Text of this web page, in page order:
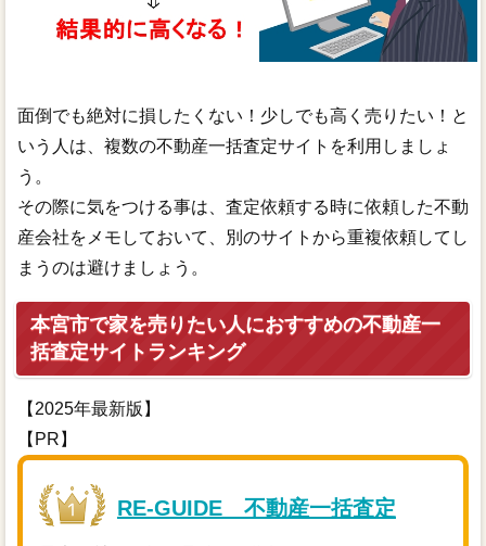
面倒でも絶対に損したくない！少しでも高く売りたい！と
いう人は、複数の不動産一括査定サイトを利用しましょ
う。
その際に気をつける事は、査定依頼する時に依頼した不動
産会社をメモしておいて、別のサイトから重複依頼してし
まうのは避けましょう。
本宮市で家を売りたい人におすすめの不動産一
括査定サイトランキング
【2025年最新版】
【PR】
RE-GUIDE 不動産一括査定